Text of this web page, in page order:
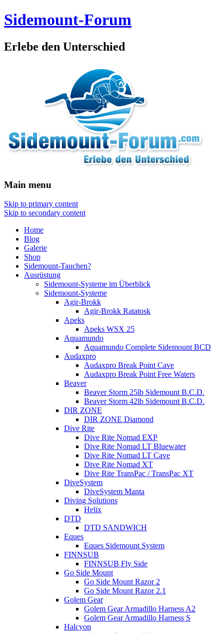
Sidemount-Forum
Erlebe den Unterschied
Main menu
Skip to primary content
Skip to secondary content
Home
Blog
Galerie
Shop
Sidemount-Tauchen?
Ausrüstung
Sidemount-Systeme im Überblick
Sidemount-Systeme
Agir-Brokk
Agir-Brokk Ratatosk
Apeks
Apeks WSX 25
Aquamundo
Aquamundo Complete Sidemount BCD
Audaxpro
Audaxpro Break Point Cave
Audaxpro Break Point Free Waters
Beaver
Beaver Storm 25lb Sidemount B.C.D.
Beaver Storm 42lb Sidemount B.C.D.
DIR ZONE
DIR ZONE Diamond
Dive Rite
Dive Rite Nomad EXP
Dive Rite Nomad LT Bluewater
Dive Rite Nomad LT Cave
Dive Rite Nomad XT
Dive Rite TransPac / TransPac XT
DiveSystem
DiveSystem Manta
Diving Solutions
Helix
DTD
DTD SANDWICH
Eques
Eques Sidemount System
FINNSUB
FINNSUB Fly Side
Go Side Mount
Go Side Mount Razor 2
Go Side Mount Razor 2.1
Golem Gear
Golem Gear Armadillo Harness A2
Golem Gear Armadillo Harness S
Halcyon